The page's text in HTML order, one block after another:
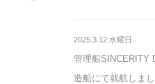
2025.3.12 水曜日
管理船SINCERITY
造船にて就航しまし